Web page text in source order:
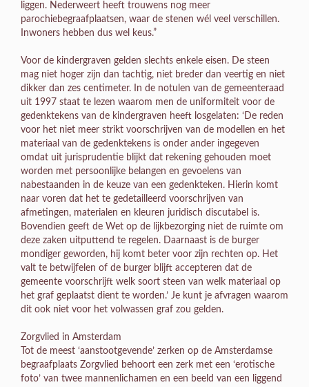
liggen. Nederweert heeft trouwens nog meer
parochiebegraafplaatsen, waar de stenen wél veel verschillen.
Inwoners hebben dus wel keus.”
Voor de kindergraven gelden slechts enkele eisen. De steen
mag niet hoger zijn dan tachtig, niet breder dan veertig en niet
dikker dan zes centimeter. In de notulen van de gemeenteraad
uit 1997 staat te lezen waarom men de uniformiteit voor de
gedenktekens van de kindergraven heeft losgelaten: ‘De reden
voor het niet meer strikt voorschrijven van de modellen en het
materiaal van de gedenktekens is onder ander ingegeven
omdat uit jurisprudentie blijkt dat rekening gehouden moet
worden met persoonlijke belangen en gevoelens van
nabestaanden in de keuze van een gedenkteken. Hierin komt
naar voren dat het te gedetailleerd voorschrijven van
afmetingen, materialen en kleuren juridisch discutabel is.
Bovendien geeft de Wet op de lijkbezorging niet de ruimte om
deze zaken uitputtend te regelen. Daarnaast is de burger
mondiger geworden, hij komt beter voor zijn rechten op. Het
valt te betwijfelen of de burger blijft accepteren dat de
gemeente voorschrijft welk soort steen van welk materiaal op
het graf geplaatst dient te worden.’ Je kunt je afvragen waarom
dit ook niet voor het volwassen graf zou gelden.
Zorgvlied in Amsterdam
Tot de meest ‘aanstootgevende’ zerken op de Amsterdamse
begraafplaats Zorgvlied behoort een zerk met een ‘erotische
foto’ van twee mannenlichamen en een beeld van een liggend